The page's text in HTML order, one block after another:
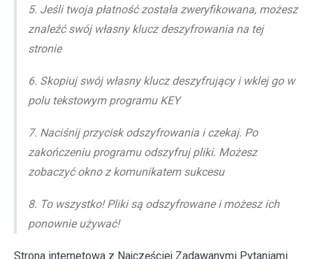
5. Jeśli twoja płatność została zweryfikowana, możesz
znaleźć swój własny klucz deszyfrowania na tej
stronie
6. Skopiuj swój własny klucz deszyfrujący i wklej go w
polu tekstowym programu KEY
7. Naciśnij przycisk odszyfrowania i czekaj. Po
zakończeniu programu odszyfruj pliki. Możesz
zobaczyć okno z komunikatem sukcesu
8. To wszystko! Pliki są odszyfrowane i możesz ich
ponownie używać!
Strona internetowa z Najczęściej Zadawanymi Pytaniami